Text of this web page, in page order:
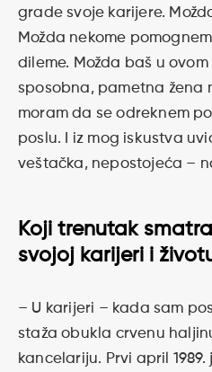
grade svoje karijere.
Možda nekome
dileme. Možda baš u
sposobna, pametna žena
moram da se odreknem
poslu. I iz mog iskustva
veštačka, nepostojeća –
Koji trenutak
svojoj karijeri i
– U karijeri – kada sam
staža obukla crvenu
kancelariju. Prvi april